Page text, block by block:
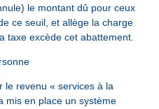
le montant dû pour ceux
ce seuil, et allège la charge
taxe excède cet abattement.
le revenu « services à la
mis en place un système